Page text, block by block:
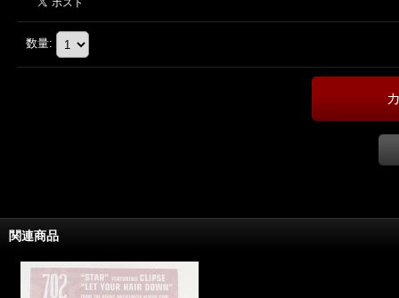
数量:
関連商品